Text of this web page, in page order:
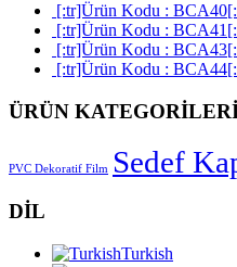
[:tr]Ürün Kodu :
[:tr]Ürün Kodu :
[:tr]Ürün Kodu :
[:tr]Ürün Kodu :
ÜRÜN
PVC Dekoratif Film Sedef
DİL
Turkish